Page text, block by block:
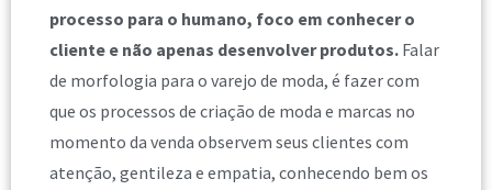
processo para o humano, foco em conhecer o
cliente e não apenas desenvolver produtos. Falar
de morfologia para o varejo de moda, é fazer com
que os processos de criação de moda e marcas no
momento da venda observem seus clientes com
atenção, gentileza e empatia, conhecendo bem os